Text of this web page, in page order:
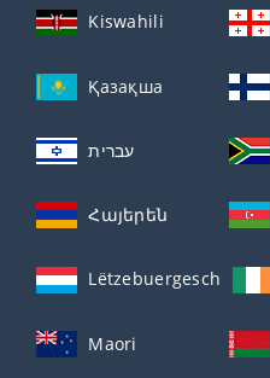
Kiswahili
Қазақша
עברית
Հայերեն
Lëtzebuergesch
Maori